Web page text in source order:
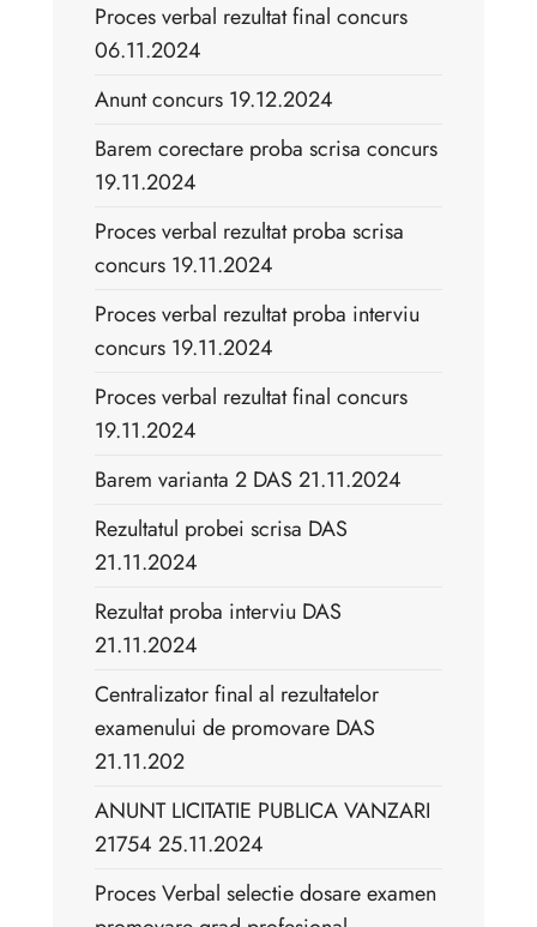
Proces verbal rezultat final concurs
06.11.2024
Anunt concurs 19.12.2024
Barem corectare proba scrisa concurs
19.11.2024
Proces verbal rezultat proba scrisa
concurs 19.11.2024
Proces verbal rezultat proba interviu
concurs 19.11.2024
Proces verbal rezultat final concurs
19.11.2024
Barem varianta 2 DAS 21.11.2024
Rezultatul probei scrisa DAS
21.11.2024
Rezultat proba interviu DAS
21.11.2024
Centralizator final al rezultatelor
examenului de promovare DAS
21.11.202
ANUNT LICITATIE PUBLICA VANZARI
21754 25.11.2024
Proces Verbal selectie dosare examen